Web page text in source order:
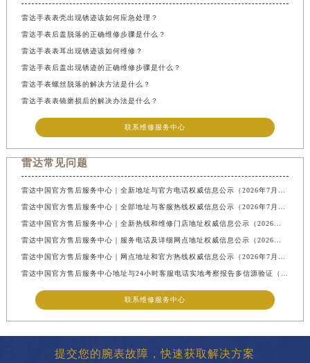
雷达手表表壳出现锈迹该如何应急处理？
雷达手表后盖脱落的正确维修步骤是什么？
雷达手表表耳出现锈迹该如何维修？
雷达手表后盖出现锈迹的正确维修步骤是什么？
雷达手表螺丝脱落的解决方法是什么？
雷达手表表镜磨损后的解决办法是什么？
联系维修服务中心
雷达常见问题
联系维修服务中心
提交您的腕表故障，快速获取解决方案